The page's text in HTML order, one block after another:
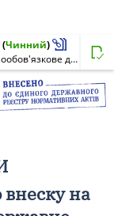
(Чинний)
Про збір та облік єдиного внеску на загальнообов'язкове державне соціальне страхування